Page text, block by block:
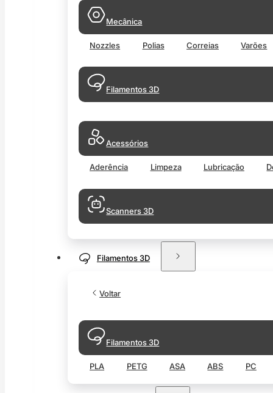
Mecânica
Nozzles Polias Correias Varões
Filamentos 3D
Acessórios
Aderência Limpeza Lubricação
Scanners 3D
Filamentos 3D
Voltar
Filamentos 3D
PLA PETG ASA ABS PC